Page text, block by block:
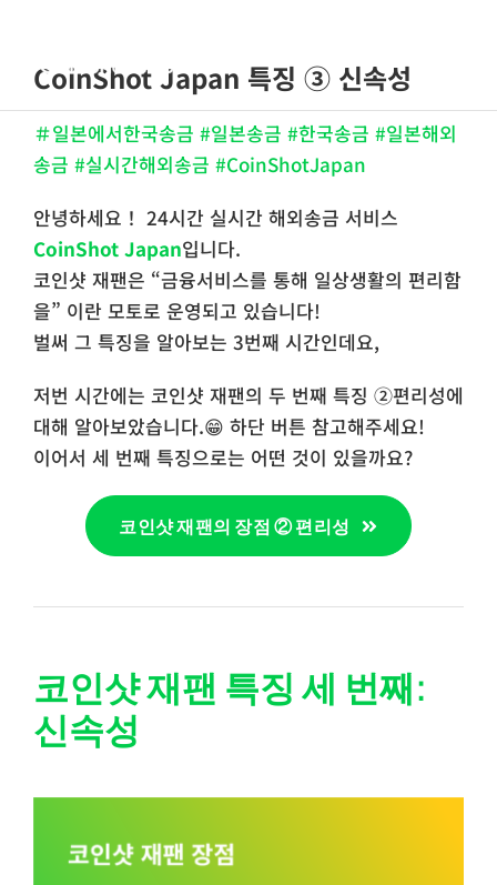
로
홈
서비스 안내
FAQs
블로그
CoinShot Japan 특징 ③ 신속성
＃일본에서한국송금 #일본송금 #한국송금 #일본해외
송금 #실시간해외송금 #CoinShotJapan
안녕하세요！ 24시간 실시간 해외송금 서비스
CoinShot Japan입니다.
코인샷 재팬은 “금융서비스를 통해 일상생활의 편리함
을” 이란 모토로 운영되고 있습니다!
벌써 그 특징을 알아보는 3번째 시간인데요,
저번 시간에는 코인샷 재팬의 두 번째 특징 ②편리성에
대해 알아보았습니다.😁 하단 버튼 참고해주세요!
이어서 세 번째 특징으로는 어떤 것이 있을까요?
코인샷 재팬의 장점 ② 편리성
코인샷 재팬 특징 세 번째:
신속성